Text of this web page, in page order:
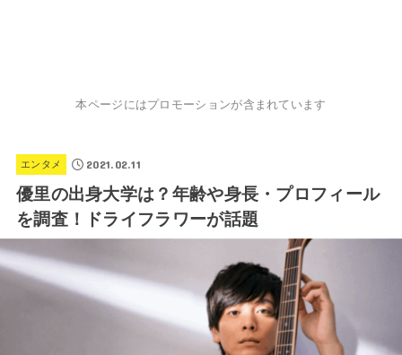
本ページにはプロモーションが含まれています
エンタメ 2021.02.11
優里の出身大学は？年齢や身長・プロフィール
を調査！ドライフラワーが話題